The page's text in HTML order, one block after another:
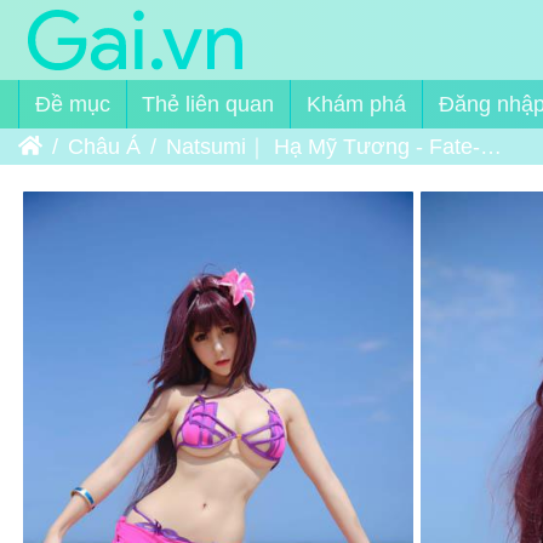
Đề mục Thẻ liên quan Khám phá
Đăng
Trang chủ
Châu Á Natsumi｜ Hạ Mỹ Tương - Fate-Grand Order - Scáthach (Assassin)